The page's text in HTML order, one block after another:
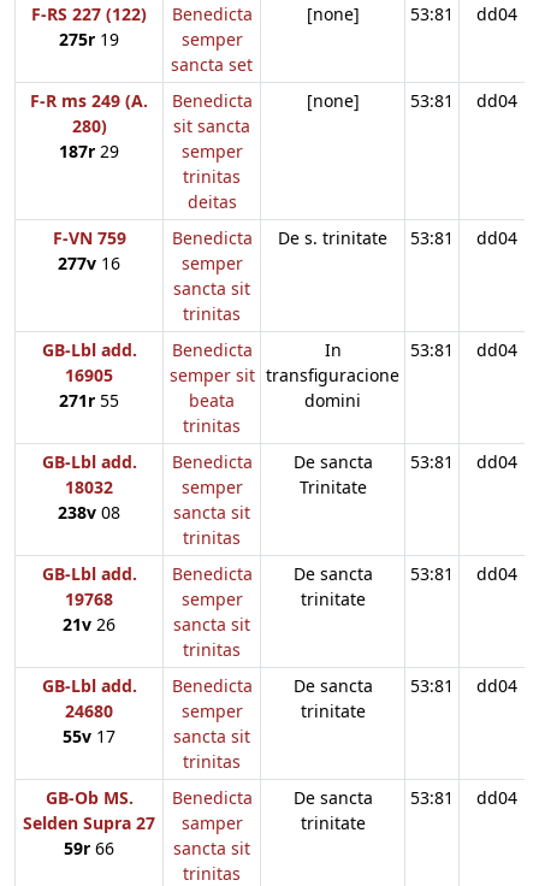
F-RS 227 (122)
275r 19
Benedicta
semper
sancta set
[none] 53:81 dd04
F-R ms 249 (A.
280)
187r 29
Benedicta
sit sancta
semper
trinitas
deitas
[none] 53:81 dd04
F-VN 759
277v 16
Benedicta
semper
sancta sit
trinitas
De s. trinitate 53:81 dd04
GB-Lbl add.
16905
271r 55
Benedicta
semper sit
beata
trinitas
In
transfiguracione
domini
53:81 dd04
GB-Lbl add.
18032
238v 08
Benedicta
semper
sancta sit
trinitas
De sancta
Trinitate
53:81 dd04
GB-Lbl add.
19768
21v 26
Benedicta
semper
sancta sit
trinitas
De sancta
trinitate
53:81 dd04
GB-Lbl add.
24680
55v 17
Benedicta
semper
sancta sit
trinitas
De sancta
trinitate
53:81 dd04
GB-Ob MS.
Selden Supra 27
59r 66
Benedicta
samper
sancta sit
trinitas
De sancta
trinitate
53:81 dd04